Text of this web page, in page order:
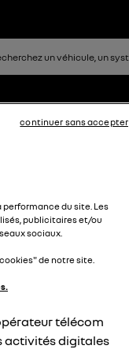
d'alerte
du site. Les
publicitaires et/ou
sociaux.
de notre site.
télécom
activités digitales
continuer sans accepter